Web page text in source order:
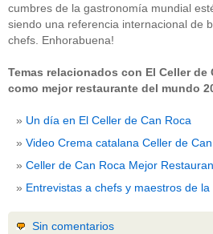
cumbres de la gastronomía mundial
siendo una referencia internacional de
chefs. Enhorabuena!
Temas relacionados con El Celler de
como mejor restaurante del mundo
Un día en El Celler de Can Roca
Video Crema catalana Celler de
Celler de Can Roca Mejor
Entrevistas a chefs y maestros de la
Sin comentarios